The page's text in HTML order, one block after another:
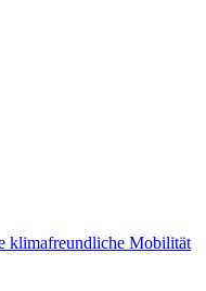
klimafreundliche Mobilität